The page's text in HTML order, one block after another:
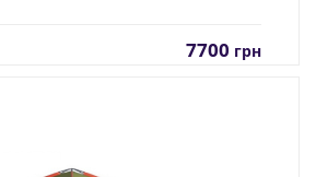
7700 грн